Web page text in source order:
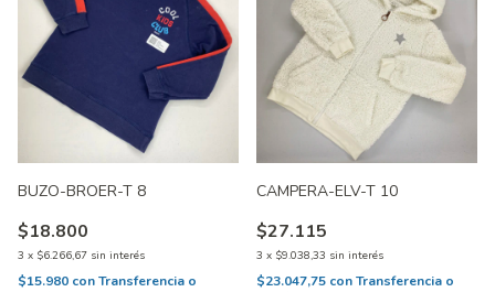
BUZO-BROER-T 8
$18.800
3 x $6.266,67 sin interés
$15.980 conTransferencia o
CAMPERA-ELV-T 10
$27.115
3 x $9.038,33 sin interés
$23.047,75 conTransferencia o